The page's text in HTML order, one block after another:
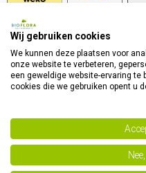
Powered
Wij gebruiken cookies
We kunnen deze plaatsen voor
onze website te verbeteren,
een geweldige website-ervaring te
cookies die we gebruiken opent u